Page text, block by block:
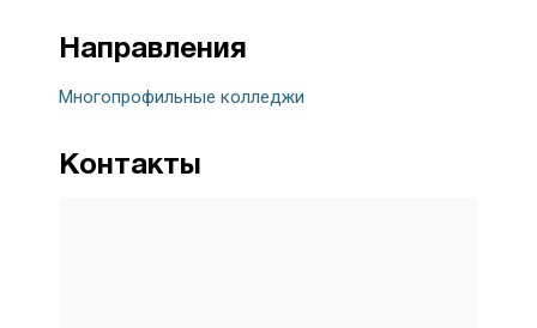
Направления
Многопрофильные колледжи
Контакты